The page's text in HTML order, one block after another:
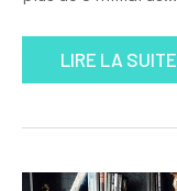
LIRE LA SUITE